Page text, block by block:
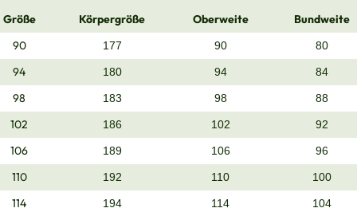
Größe Körpergröße Oberweite
Bundweite
90
177 90 80
94 180 94 84
98 183 98 88
102 186 102 92
106 189 106 96
110 192 110 100
114 194 114 104